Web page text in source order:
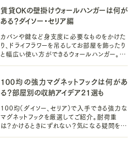
賃貸OKの壁掛けウォールハンガーは何が
ある？ダイソー・セリア編
カバンや鍵など身支度に必要なものをかけた
り、ドライフラワーを吊るしてお部屋を飾ったり
と幅広い使い方ができるウォールハンガー。賃
100均の強力マグネットフックは何があ
る？部屋別の収納アイデア21選も
100均（ダイソー、セリア）で入手できる強力な
マグネットフックを厳選してご紹介。耐荷重
は？かけるときにずれない？気になる疑問を解